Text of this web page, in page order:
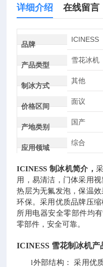
详细介绍 在线留言
品牌
ICINESS
产品类型
雪花冰机
制冰方式
其他
价格区间
面议
产地类别
国产
应用领域
综合
ICINESS 制冰机简介，
用，易清洁，门体采用
热层为无氟发泡，保温
环保。采用优质品牌压缩
所用电器安全零部件均
零部件，安全可靠。
ICINESS 雪花制冰机产
l外部结构： 采用优